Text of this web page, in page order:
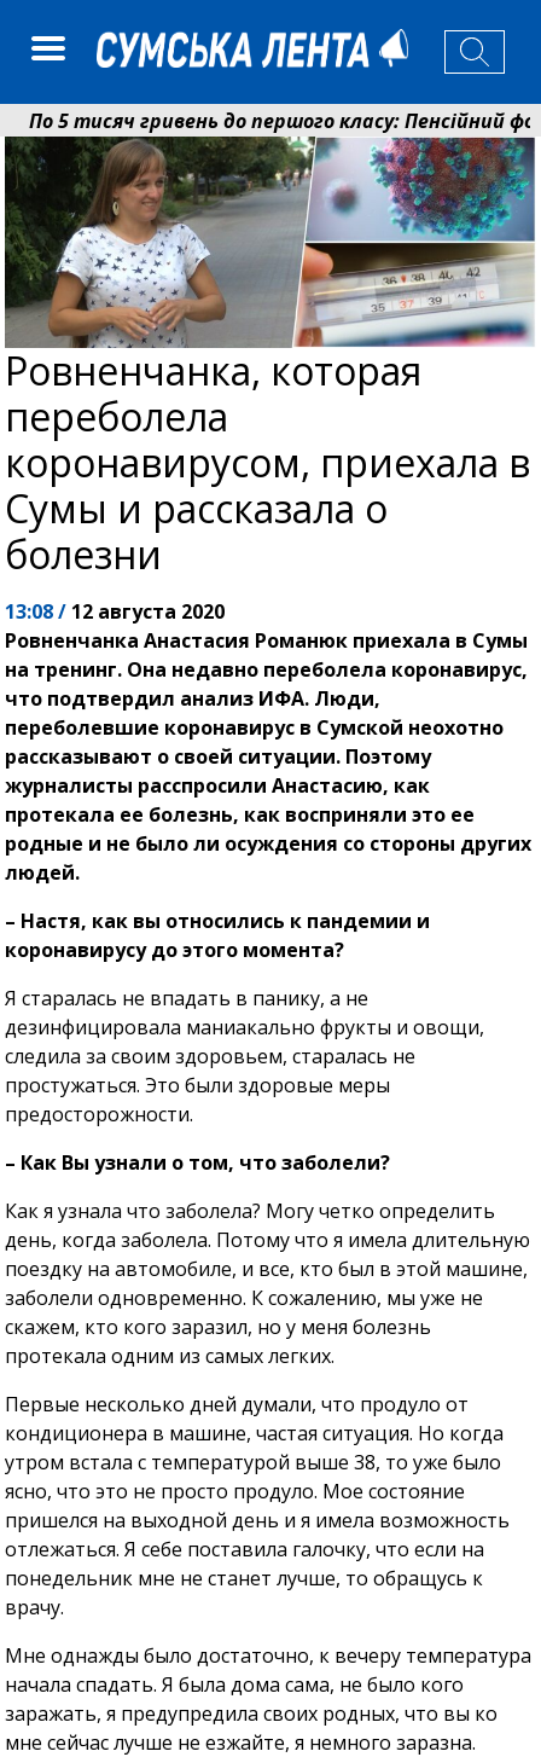
5 тисяч гривень до першого класу: Пенсійний фонд
у Сумах погодили 115 компенсацій на
Ровненчанка, которая
переболела
коронавирусом, приехала в
Сумы и рассказала о
болезни
13:08 / 12 августа 2020
Ровненчанка Анастасия Романюк приехала в Сумы
на тренинг. Она недавно переболела коронавирус,
что подтвердил анализ ИФА. Люди,
переболевшие коронавирус в Сумской неохотно
рассказывают о своей ситуации. Поэтому
журналисты расспросили Анастасию, как
протекала ее болезнь, как восприняли это ее
родные и не было ли осуждения со стороны других
людей.
– Настя, как вы относились к пандемии и
коронавирусу до этого момента?
Я старалась не впадать в панику, а не
дезинфицировала маниакально фрукты и овощи,
следила за своим здоровьем, старалась не
простужаться. Это были здоровые меры
предосторожности.
– Как Вы узнали о том, что заболели?
Как я узнала что заболела? Могу четко определить
день, когда заболела. Потому что я имела длительную
поездку на автомобиле, и все, кто был в этой машине,
заболели одновременно. К сожалению, мы уже не
скажем, кто кого заразил, но у меня болезнь
протекала одним из самых легких.
Первые несколько дней думали, что продуло от
кондиционера в машине, частая ситуация. Но когда
утром встала с температурой выше 38, то уже было
ясно, что это не просто продуло. Мое состояние
пришелся на выходной день и я имела возможность
отлежаться. Я себе поставила галочку, что если на
понедельник мне не станет лучше, то обращусь к
врачу.
Мне однажды было достаточно, к вечеру температура
начала спадать. Я была дома сама, не было кого
заражать, я предупредила своих родных, что вы ко
мне сейчас лучше не езжайте, я немного заразна.